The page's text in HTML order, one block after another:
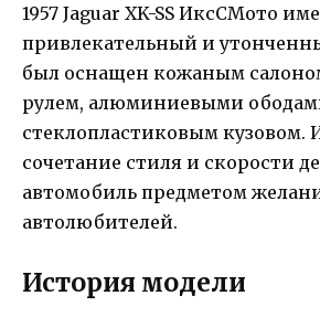
1957 Jaguar XK-SS ИксСМото
привлекательный и
был оснащен кожаным
рулем, алюминиевыми
стеклопластиковым кузовом.
сочетание стиля и скорости
автомобиль предметом
автолюбителей.
История модели